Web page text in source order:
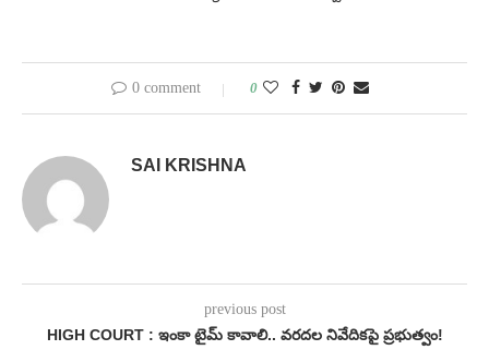
0 comment 0
SAI KRISHNA
previous post
HIGH COURT : ఇంకా టైమ్ కావాలి.. వరదల నివేదికపై ప్రభుత్వం!